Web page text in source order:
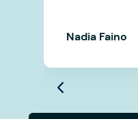
Nadia Faino